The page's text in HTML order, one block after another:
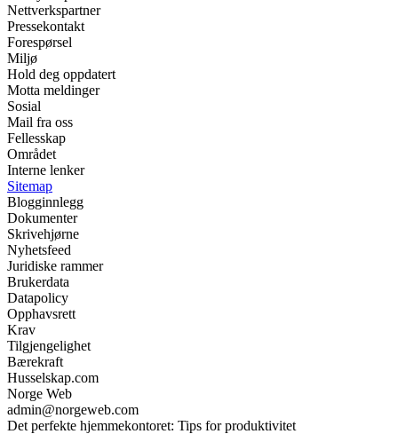
Nettverkspartner
Pressekontakt
Forespørsel
Miljø
Hold deg oppdatert
Motta meldinger
Sosial
Mail fra oss
Fellesskap
Området
Interne lenker
Sitemap
Blogginnlegg
Dokumenter
Skrivehjørne
Nyhetsfeed
Juridiske rammer
Brukerdata
Datapolicy
Opphavsrett
Krav
Tilgjengelighet
Bærekraft
Husselskap.com
Norge Web
admin@norgeweb.com
Det perfekte hjemmekontoret: Tips for produktivitet